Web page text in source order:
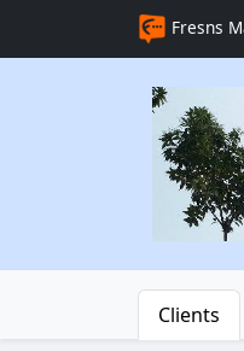
Fresns
Clients